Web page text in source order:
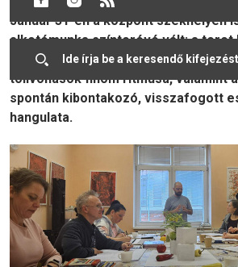
Január 31-én a központ székhelyén
alkotómunka színterévé vált: a
koncentrált figyelem csendje, a papír
tollvonások finom ritmusa, valamint
spontán kibontakozó, visszafogott
hangulata.